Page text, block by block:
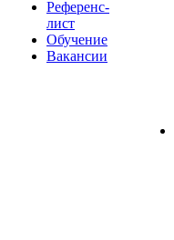
Референс-
лист
Обучение
Вакансии